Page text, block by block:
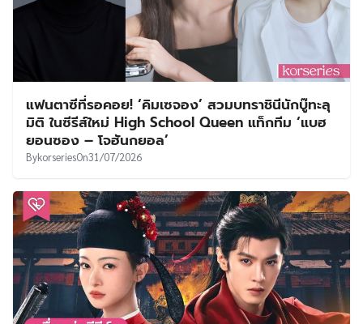
แฟนตาซีที่รอคอย! ‘คิมเซจอง’ สวมบทราชินีนักบู๊ทะลุ
มิติ ในซีรีส์ใหม่ High School Queen แท็กทีม ‘แบฮ
ยอนซอง – โจฮันกยอล’
BykorseriesOn31/07/2026